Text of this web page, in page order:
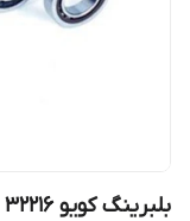
بلبرینگ کویو 32216